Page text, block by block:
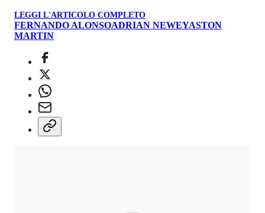
LEGGI L'ARTICOLO COMPLETO
FERNANDO ALONSOADRIAN NEWEYASTON
MARTIN